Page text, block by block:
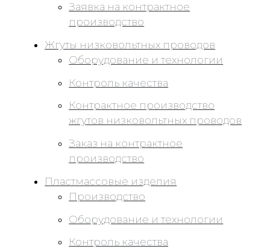
Заявка на контрактное
производство
Жгуты низковольтных проводов
Оборудование и технологии
Контроль качества
Контрактное производство
жгутов низковольтных проводов
Заказ на контрактное
производство
Пластмассовые изделия
Производство
Оборудование и технологии
Контроль качества